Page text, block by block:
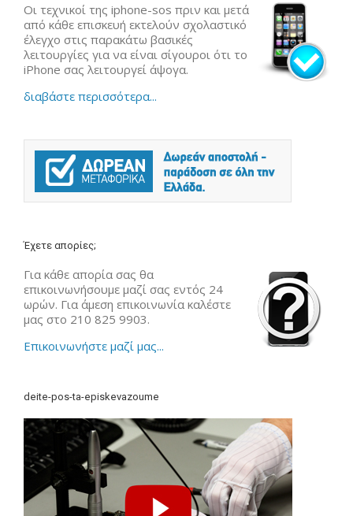
Οι τεχνικοί της iphone-sos πριν και μετά
από κάθε επισκευή εκτελούν σχολαστικό
έλεγχο στις παρακάτω βασικές
λειτουργίες για να είναι σίγουροι ότι το
iPhone σας λειτουργεί άψογα.
διαβάστε περισσότερα...
Έχετε απορίες;
Για κάθε απορία σας θα
επικοινωνήσουμε μαζί σας εντός 24
ωρών. Για άμεση επικοινωνία καλέστε
μας στο 210 825 9903.
Επικοινωνήστε μαζί μας...
deite-pos-ta-episkevazoume